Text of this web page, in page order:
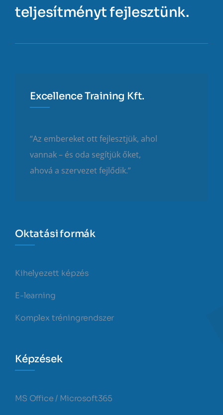
teljesítményt fejlesztünk.
Excellence Training Kft.
“Az embereket ott fejlesztjük, ahol
vannak – és oda segítjük őket,
ahová a szervezet fejlődik.”
Oktatási formák
Kihelyezett képzés
E-learning
Komplex tréningrendszer
Képzések
MS Office / Microsoft365